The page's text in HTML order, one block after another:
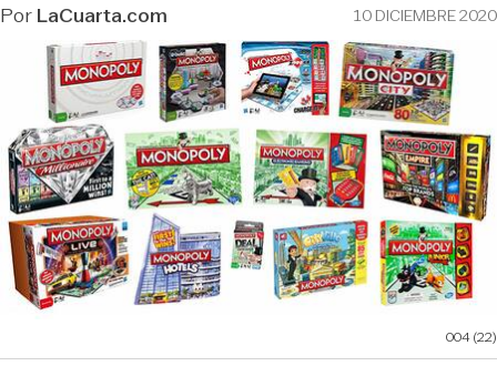
PorLaCuarta.com 10 DICIEMBRE 2020
004 (22)